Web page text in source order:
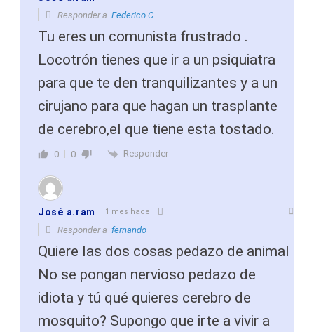
Responder a Federico C
Tu eres un comunista frustrado .
Locotrón tienes que ir a un psiquiatra
para que te den tranquilizantes y a un
cirujano para que hagan un trasplante
de cerebro,el que tiene esta tostado.
0 0 Responder
José a.ram 1 mes hace
Responder a fernando
Quiere las dos cosas pedazo de animal
No se pongan nervioso pedazo de
idiota y tú qué quieres cerebro de
mosquito? Supongo que irte a vivir a